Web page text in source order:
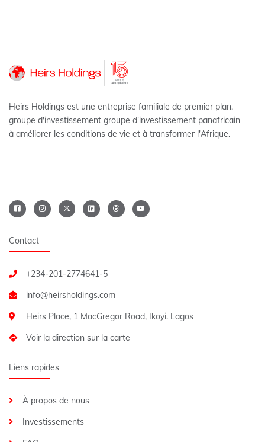
Heirs Holdings est une entreprise familiale de premier plan.
groupe d'investissement groupe d'investissement panafricain
à améliorer les conditions de vie et à transformer l'Afrique.
Contact
+234-201-2774641-5
Heirs Place, 1 MacGregor Road, Ikoyi. Lagos
Voir la direction sur la carte
Liens rapides
À propos de nous
Investissements